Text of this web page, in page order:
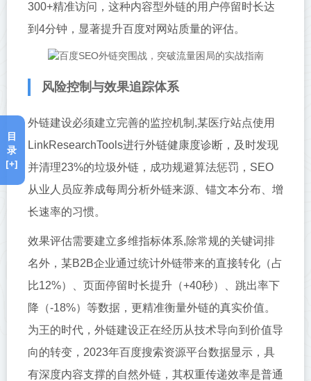
300+精准访问，这种内容型外链的用户停留时长达
到4分钟，显著提升百度对网站质量的评估。
风险控制与效果追踪体系
外链建设必须建立完善的监控机制,某医疗站点使用
LinkResearchTools进行外链健康度诊断，及时发现
并清理23%的垃圾外链，成功规避算法惩罚，SEO
从业人员应养成每周分析外链来源、锚文本分布、增
长速率的习惯。
效果评估需要建立多维指标体系,除常规的关键词排
名外，某B2B企业通过统计外链带来的直接转化（占
比12%）、页面停留时长提升（+40秒）、跳出率下
降（-18%）等数据，更精准衡量外链的真实价值。
为王的时代，外链建设正在经历从技术导向到价值导
向的转变，2023年百度搜索资源平台数据显示，具
有深度内容支撑的自然外链，其权重传递效率是普通
目
录
[+]